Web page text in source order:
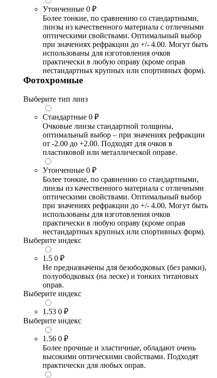
Утонченные 0 ₽
Более тонкие, по сравнению со стандартными,
линзы из качественного материала с отличными
оптическими свойствами. Оптимальный выбор
при значениях рефракции до +/- 4.00. Могут быть
использованы для изготовления очков
практически в любую оправу (кроме оправ
нестандартных крупных или спортивных форм).
Фотохромные
Выберите тип линз
Стандартные 0 ₽
Очковые линзы стандартной толщины,
оптимальный выбор – при значениях рефракции
от -2.00 до +2.00. Подходят для очков в
пластиковой или металлической оправе.
Утонченные 0 ₽
Более тонкие, по сравнению со стандартными,
линзы из качественного материала с отличными
оптическими свойствами. Оптимальный выбор
при значениях рефракции до +/- 4.00. Могут быть
использованы для изготовления очков
практически в любую оправу (кроме оправ
нестандартных крупных или спортивных форм).
Выберите индекс
1.5 0 ₽
Не предназначены для безободковых (без рамки),
полуободковых (на леске) и тонких титановых
оправ.
Выберите индекс
1.53 0 ₽
Выберите индекс
1.56 0 ₽
Более прочные и эластичные, обладают очень
высокими оптическими свойствами. Подходят
практически для любых оправ.